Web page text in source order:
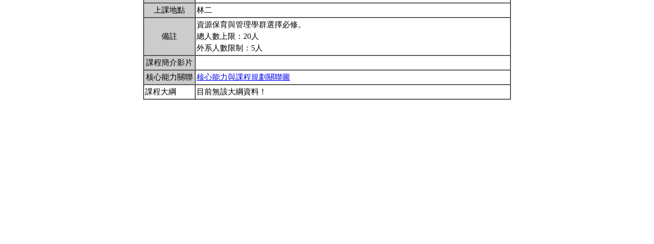
上課地點
林二
備註
資源保育與管理學群選擇必修。
總人數上限：20人
外系人數限制：5人
課程簡介影片
核心能力關聯 核心能力與課程規劃關聯圖
課程大綱
目前無該大綱資料！